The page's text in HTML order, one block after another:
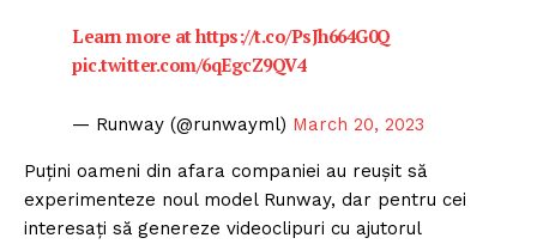
Learn more athttps://t.co/PsJh664G0Q
pic.twitter.com/6qEgcZ9QV4
— Runway (@runwayml) March 20, 2023
Puțini oameni din afara companiei au reușit să
experimenteze noul model Runway, dar pentru cei
interesați să genereze videoclipuri cu ajutorul